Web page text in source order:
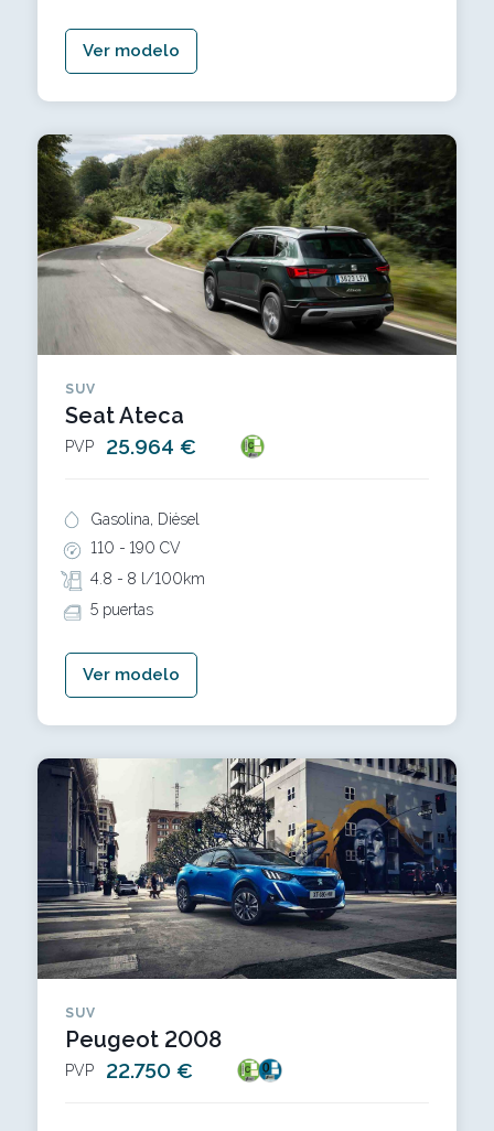
Ver modelo
SUV
Seat Ateca
PVP 25.964 €
Gasolina, Diésel
110 - 190 CV
4.8 - 8 l/100km
5 puertas
Ver modelo
SUV
Peugeot 2008
PVP 22.750 €